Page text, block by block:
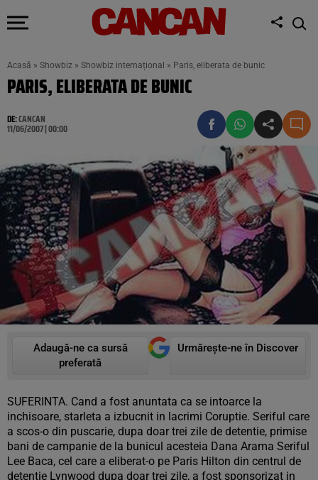
Acasă » Showbiz » Showbiz internațional » Paris, eliberata de bunic
PARIS, ELIBERATA DE BUNIC
DE:CANCAN
11/06/2007 | 00:00
Adaugă-ne ca sursă
preferată
Urmărește-ne în Discover
SUFERINTA. Cand a fost anuntata ca se intoarce la
inchisoare, starleta a izbucnit in lacrimi Coruptie. Seriful care
a scos-o din puscarie, dupa doar trei zile de detentie, primise
bani de campanie de la bunicul acesteia Dana Arama Seriful
Lee Baca, cel care a eliberat-o pe Paris Hilton din centrul de
detentie Lynwood dupa doar trei zile, a fost sponsorizat in